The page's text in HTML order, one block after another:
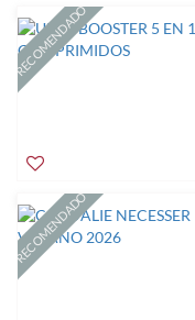
RECOMENDADO
RECOMENDADO